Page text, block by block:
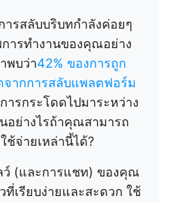
ารสลับบริบทกำลังค่อยๆ
ารทำงานของคุณอย่าง
พบว่า42% ของการถูก
จากการสลับแพลตฟอร์ม
ารกระโดดไปมาระหว่าง
อย่างไรถ้าคุณสามารถ
ช้จ่ายเหล่านี้ได้?
ว์ (และการแชท) ของคุณ
เรียบง่ายและสะดวก ใช้